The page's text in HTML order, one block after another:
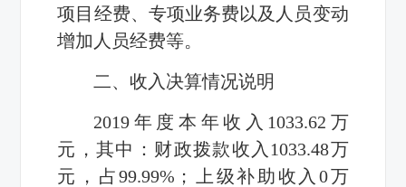
项目经费、专项业务费以及人员变动
增加人员经费等。
二、收入决算情况说明
2019 年度本年收入 1033.62 万
元，其中：财政拨款收入 1033.48万
元，占99.99% ；上级补助收入 0万